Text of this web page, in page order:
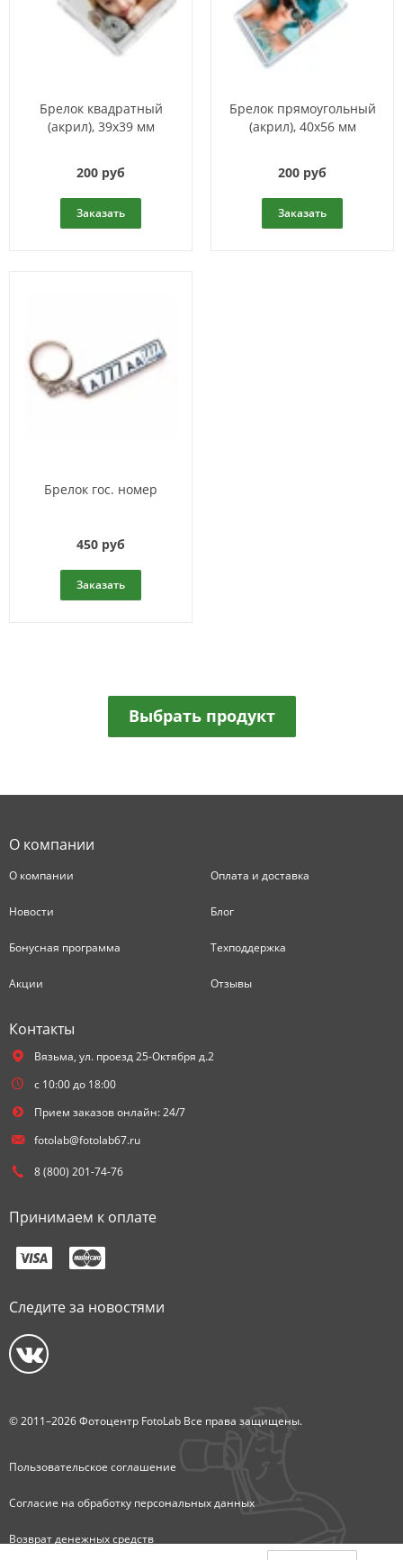
Брелок квадратный
(акрил), 39х39 мм
200 руб
Заказать
Брелок прямоугольный
(акрил), 40х56 мм
200 руб
Заказать
Брелок гос. номер
450 руб
Заказать
Выбрать продукт
О компании
О компании Оплата и доставка
Новости Блог
Бонусная программа Техподдержка
Акции Отзывы
Контакты
Вязьма, ул. проезд 25-Октября д.2
с 10:00 до 18:00
Прием заказов онлайн: 24/7
fotolab@fotolab67.ru
8 (800) 201-74-76
Принимаем к оплате
Следите за новостями
© 2011–2026 Фотоцентр FotoLab Все права защищены.
Пользовательское соглашение
Согласие на обработку персональных данных
Возврат денежных средств